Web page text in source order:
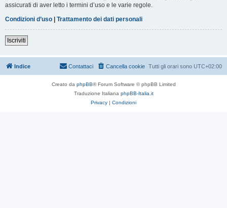
assicurati di aver letto i termini d’uso e le varie regole.
Condizioni d’uso | Trattamento dei dati personali
Iscriviti
Indice Tutti gli orari sono UTC+02:00
Cancella cookie
Contattaci
Creato da phpBB® Forum Software © phpBB Limited
Traduzione Italiana phpBB-Italia.it
Privacy | Condizioni